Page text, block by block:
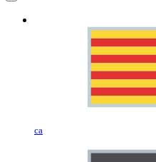
ca